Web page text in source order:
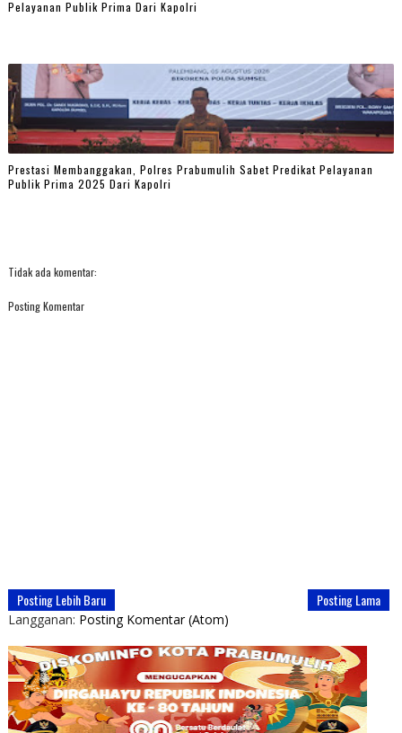
Pelayanan Publik Prima Dari Kapolri
Prestasi Membanggakan, Polres Prabumulih Sabet Predikat Pelayanan
Publik Prima 2025 Dari Kapolri
Tidak ada komentar:
Posting Komentar
Posting Lebih Baru Posting Lama
Langganan: Posting Komentar (Atom)